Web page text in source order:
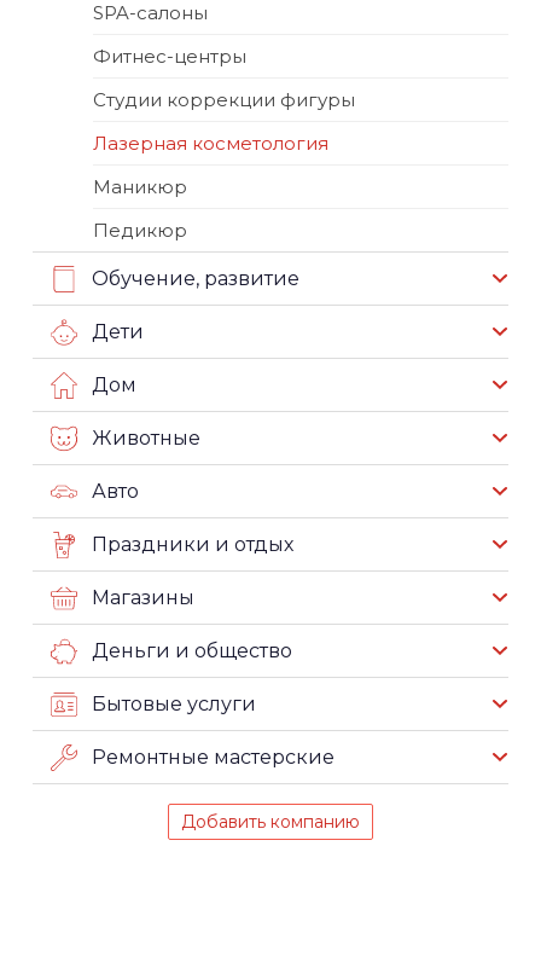
SPA-салоны
Фитнес-центры
Студии коррекции фигуры
Лазерная косметология
Маникюр
Педикюр
Обучение, развитие
Дети
Дом
Животные
Авто
Праздники и отдых
Магазины
Деньги и общество
Бытовые услуги
Ремонтные мастерские
Добавить компанию